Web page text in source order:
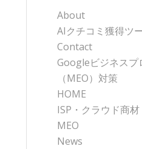
About
AIクチコミ獲得ツ
Contact
Googleビジネスプ
（MEO）対策
HOME
ISP・クラウド商材
MEO
News